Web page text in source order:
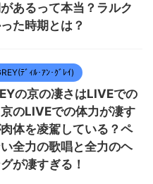
あるって本当？ラルク
た時期とは？
ﾃﾞｨﾙ･ｱﾝ･ｸﾞﾚｲ)
の京の凄さはLIVEでの
のLIVEでの体力が凄す
体を凌駕している？ペ
全力の歌唱と全力のヘ
が凄すぎる！